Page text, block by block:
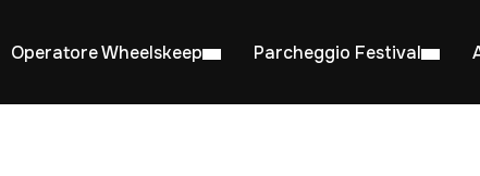
Operatore Wheelskeep Parcheggio Festival